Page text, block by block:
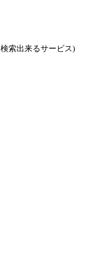
索出来るサービス)